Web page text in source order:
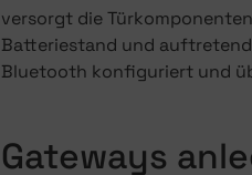
versorgt die
Batteriestand und
Bluetooth konfiguriert und
Gateways